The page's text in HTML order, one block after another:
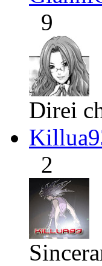
9
Direi
2